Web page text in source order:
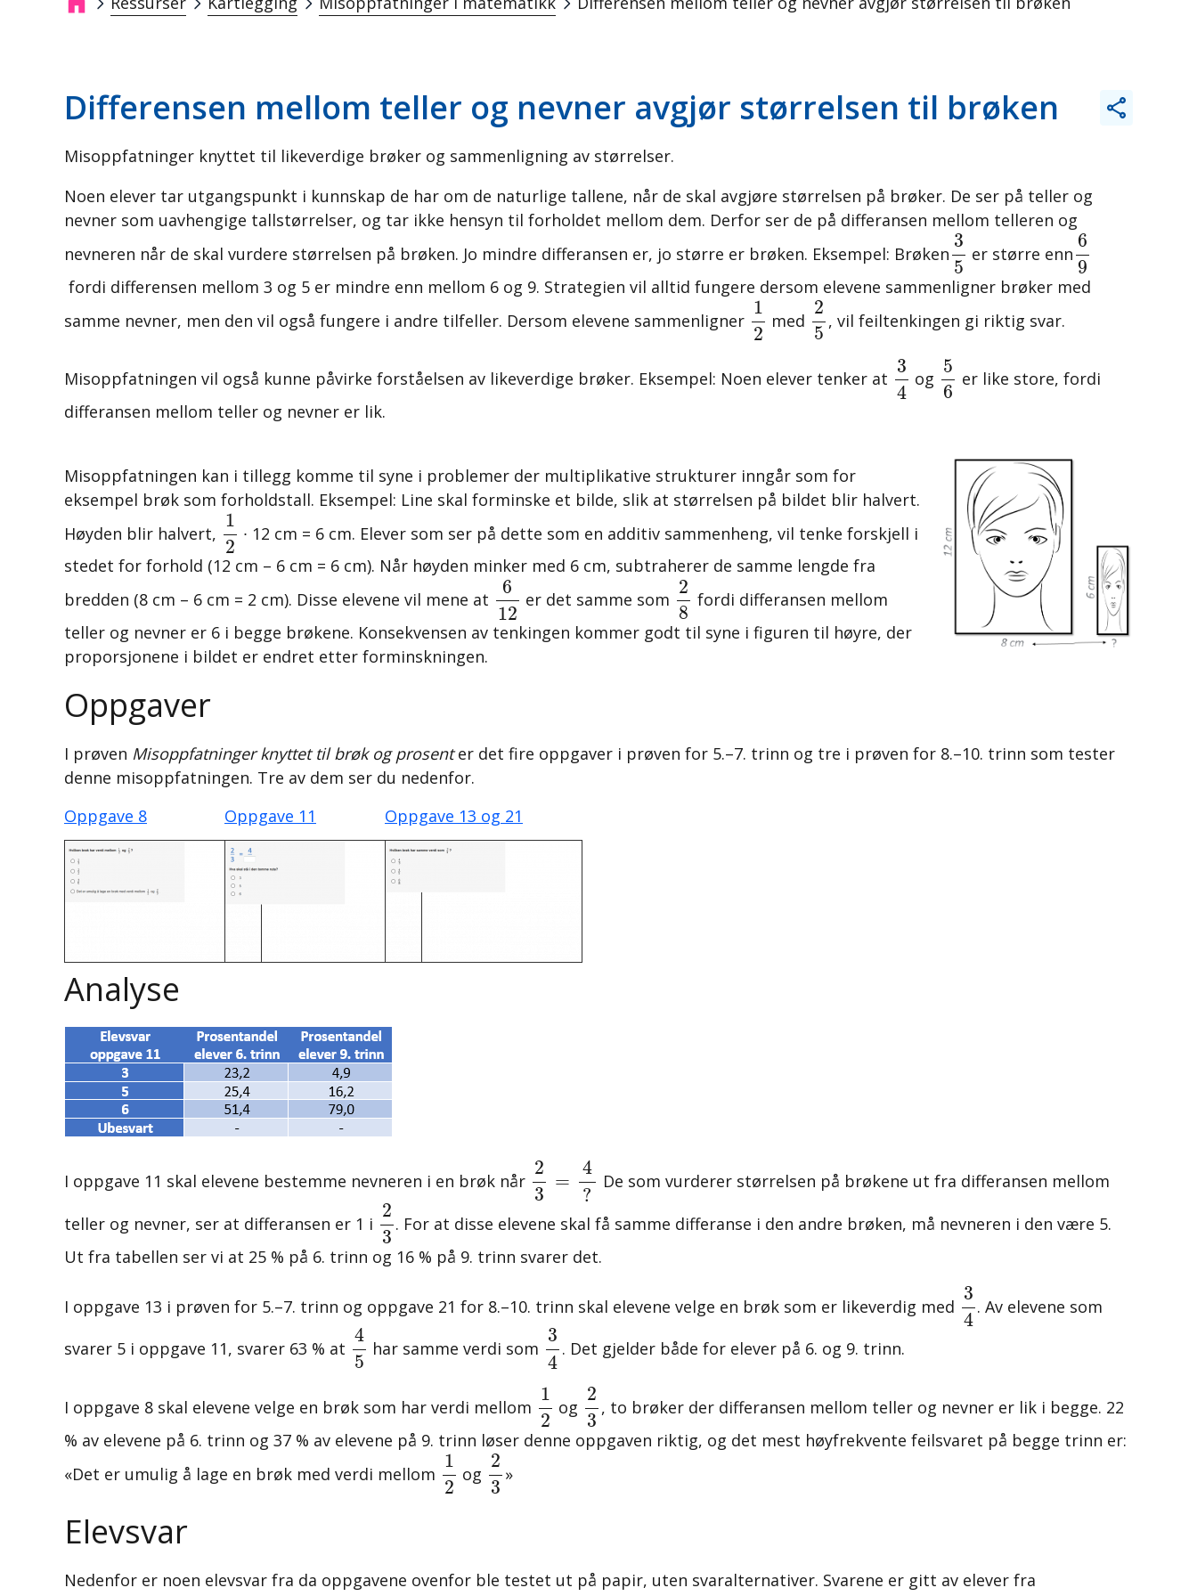
Navigasjonssti
Differensen mellom teller og nevner avgjør størrelsen til brøken
Misoppfatninger knyttet til likeverdige brøker og sammenligning av størrelser.
Noen elever tar utgangspunkt i kunnskap de har om de naturlige tallene, når de skal avgjøre størrelsen på brøker. De ser på teller og
nevner som uavhengige tallstørrelser, og tar ikke hensyn til forholdet mellom dem. Derfor ser de på differansen mellom telleren og
nevneren når de skal vurdere størrelsen på brøken. Jo mindre differansen er, jo større er brøken. Eksempel: Brøken
3
5
35
er større enn
6
9
69
fordi differensen mellom 3 og 5 er mindre enn mellom 6 og 9. Strategien vil alltid fungere dersom elevene sammenligner brøker med
samme nevner, men den vil også fungere i andre tilfeller. Dersom elevene sammenligner
1
2
12
med
2
5
25
, vil feiltenkingen gi riktig svar.
Misoppfatningen vil også kunne påvirke forståelsen av likeverdige brøker. Eksempel: Noen elever tenker at
3
4
34
og
5
6
56
er like store, fordi
differansen mellom teller og nevner er lik.
Misoppfatningen kan i tillegg komme til syne i problemer der multiplikative strukturer inngår som for
eksempel brøk som forholdstall. Eksempel: Line skal forminske et bilde, slik at størrelsen på bildet blir halvert.
Høyden blir halvert,
1
2
12
∙ 12 cm = 6 cm. Elever som ser på dette som en additiv sammenheng, vil tenke forskjell i
stedet for forhold (12 cm – 6 cm = 6 cm). Når høyden minker med 6 cm, subtraherer de samme lengde fra
bredden (8 cm – 6 cm = 2 cm). Disse elevene vil mene at
6
12
612
er det samme som
2
8
28
fordi differansen mellom
teller og nevner er 6 i begge brøkene. Konsekvensen av tenkingen kommer godt til syne i figuren til høyre, der
proporsjonene i bildet er endret etter forminskningen.
Oppgaver
I prøven Misoppfatninger knyttet til brøk og prosent er det fire oppgaver i prøven for 5.–7. trinn og tre i prøven for 8.–10. trinn som tester
denne misoppfatningen. Tre av dem ser du nedenfor.
Oppgave 8
Oppgave 11 Oppgave 13 og 21
Analyse
I oppgave 11 skal elevene bestemme nevneren i en brøk når
2
3
=
4
?
23
De som vurderer størrelsen på brøkene ut fra differansen mellom
teller og nevner, ser at differansen er 1 i
2
3
23
. For at disse elevene skal få samme differanse i den andre brøken, må nevneren i den være 5.
Ut fra tabellen ser vi at 25 % på 6. trinn og 16 % på 9. trinn svarer det.
I oppgave 13 i prøven for 5.–7. trinn og oppgave 21 for 8.–10. trinn skal elevene velge en brøk som er likeverdig med
3
4
34
. Av elevene som
svarer 5 i oppgave 11, svarer 63 % at
4
5
45
har samme verdi som
3
4
34
. Det gjelder både for elever på 6. og 9. trinn.
I oppgave 8 skal elevene velge en brøk som har verdi mellom
1
2
1
og
2
3
23
, to brøker der differansen mellom teller og nevner er lik i begge. 22
% av elevene på 6. trinn og 37 % av elevene på 9. trinn løser denne oppgaven riktig, og det mest høyfrekvente feilsvaret på begge trinn er:
«Det er umulig å lage en brøk med verdi mellom
1
2
12
og
2
3
23
»
Elevsvar
Nedenfor er noen elevsvar fra da oppgavene ovenfor ble testet ut på papir, uten svaralternativer. Svarene er gitt av elever fra